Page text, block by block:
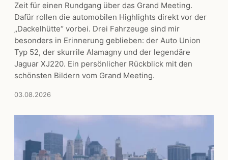
Zeit für einen Rundgang über das Grand Meeting.
Dafür rollen die automobilen Highlights direkt vor der
„Dackelhütte“ vorbei. Drei Fahrzeuge sind mir
besonders in Erinnerung geblieben: der Auto Union
Typ 52, der skurrile Alamagny und der legendäre
Jaguar XJ220. Ein persönlicher Rückblick mit den
schönsten Bildern vom Grand Meeting.
03.08.2026